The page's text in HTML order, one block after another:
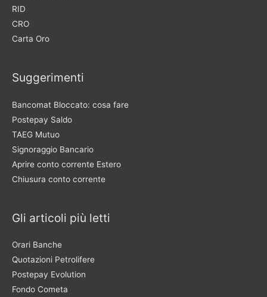
RID
CRO
Carta Oro
Suggerimenti
Bancomat Bloccato: cosa fare
Postepay Saldo
TAEG Mutuo
Signoraggio Bancario
Aprire conto corrente Estero
Chiusura conto corrente
Gli articoli più letti
Orari Banche
Quotazioni Petrolifere
Postepay Evolution
Fondo Cometa